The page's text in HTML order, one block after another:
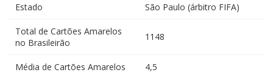
Estado São Paulo (árbitro FIFA)
Total de Cartões Amarelos
no Brasileirão
1148
Média de Cartões Amarelos 4,5